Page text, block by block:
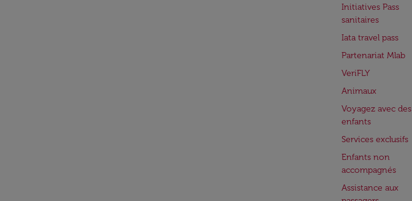
Initiatives Pass
sanitaires
Iata travel pass
Partenariat Mlab
VeriFLY
Animaux
Voyagez avec des
enfants
Services exclusifs
Enfants non
accompagnés
Assistance aux